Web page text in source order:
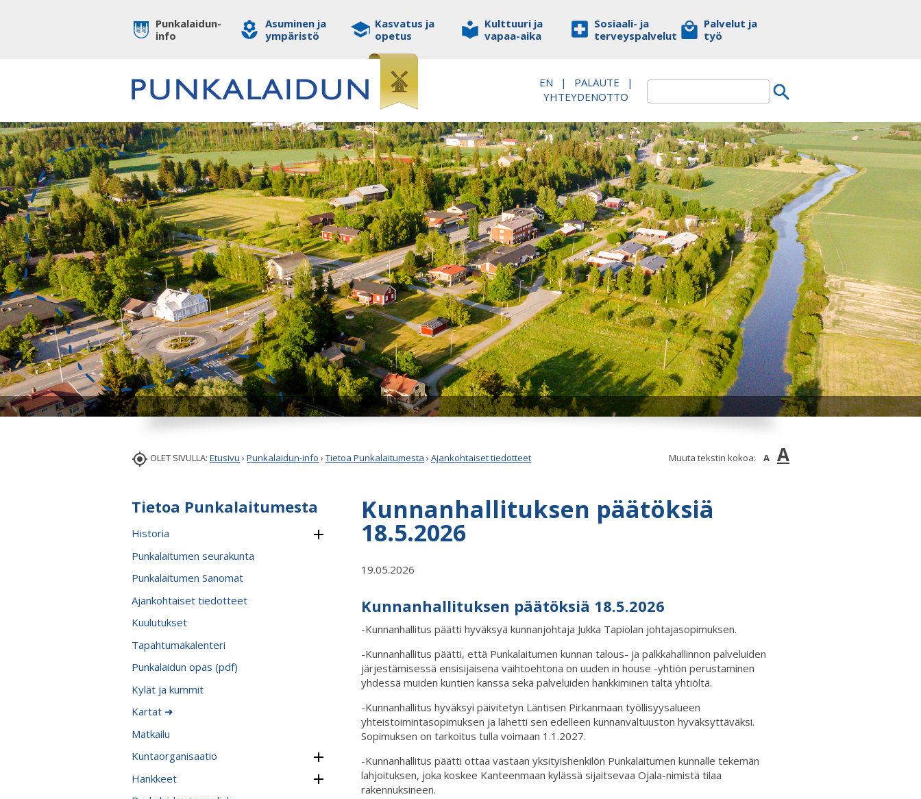
Punkalaidun-
info
Asuminen ja
ympäristö
Kasvatus ja
opetus
Kulttuuri ja
vapaa-aika
Sosiaali- ja
terveyspalvelut
Palvelut ja
työ
EN | PALAUTE
|
YHTEYDENOTTO
 OLET SIVULLA: Etusivu › Punkalaidun-info › Tietoa Punkalaitumesta › Ajankohtaiset tiedotteet Muuta tekstin kokoa: A A
Tietoa Punkalaitumesta
Historia
Punkalaitumen seurakunta
Punkalaitumen Sanomat
Ajankohtaiset tiedotteet
Kuulutukset
Tapahtumakalenteri
Punkalaidun opas (pdf)
Kylät ja kummit
Kartat ➜
Matkailu
Kuntaorganisaatio
Hankkeet
Kunnanhallituksen päätöksiä
18.5.2026
19.05.2026
Kunnanhallituksen päätöksiä 18.5.2026
-Kunnanhallitus päätti hyväksyä kunnanjohtaja Jukka Tapiolan johtajasopimuksen.
-Kunnanhallitus päätti, että Punkalaitumen kunnan talous- ja palkkahallinnon palveluiden
järjestämisessä ensisijaisena vaihtoehtona on uuden in house -yhtiön perustaminen
yhdessä muiden kuntien kanssa sekä palveluiden hankkiminen tältä yhtiöltä.
-Kunnanhallitus hyväksyi päivitetyn Läntisen Pirkanmaan työllisyysalueen
yhteistoimintasopimuksen ja lähetti sen edelleen kunnanvaltuuston hyväksyttäväksi.
Sopimuksen on tarkoitus tulla voimaan 1.1.2027.
-Kunnanhallitus päätti ottaa vastaan yksityishenkilön Punkalaitumen kunnalle tekemän
lahjoituksen, joka koskee Kanteenmaan kylässä sijaitsevaa Ojala-nimistä tilaa
rakennuksineen.